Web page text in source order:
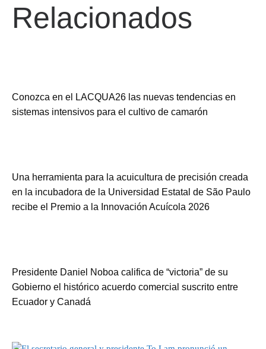
Relacionados
Conozca en el LACQUA26 las nuevas tendencias en
sistemas intensivos para el cultivo de camarón
Una herramienta para la acuicultura de precisión creada
en la incubadora de la Universidad Estatal de São Paulo
recibe el Premio a la Innovación Acuícola 2026
Presidente Daniel Noboa califica de “victoria” de su
Gobierno el histórico acuerdo comercial suscrito entre
Ecuador y Canadá